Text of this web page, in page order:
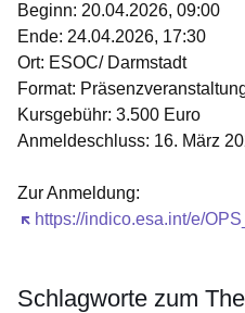
Beginn: 20.04.2026, 09:00
Ende: 24.04.2026, 17:30
Ort: ESOC/ Darmstadt
Format:
Kursgebühr: 3.500 Euro
Anmeldeschluss: 16. März
Zur Anmeldung:
https://indico.esa.int/e/
Öffnet sich in einem neuen
Schlagworte zum